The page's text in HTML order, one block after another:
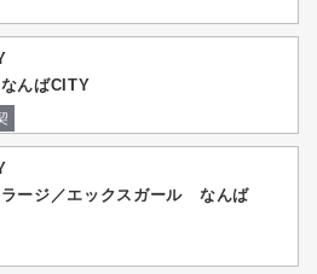
んばCITY
ラージ／エックスガール なんば